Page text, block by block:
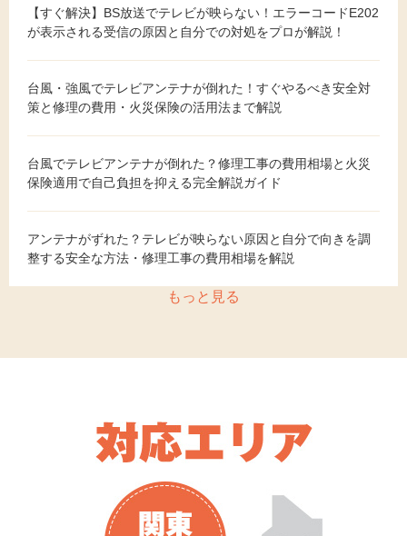
【すぐ解決】BS放送でテレビが映らない！エラーコードE202
が表示される受信の原因と自分での対処をプロが解説！
台風・強風でテレビアンテナが倒れた！すぐやるべき安全対
策と修理の費用・火災保険の活用法まで解説
台風でテレビアンテナが倒れた？修理工事の費用相場と火災
保険適用で自己負担を抑える完全解説ガイド
アンテナがずれた？テレビが映らない原因と自分で向きを調
整する安全な方法・修理工事の費用相場を解説
もっと見る